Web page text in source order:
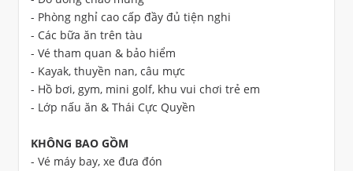
- Phòng nghỉ cao cấp đầy đủ tiện nghi
- Các bữa ăn trên tàu
- Vé tham quan & bảo hiểm
- Kayak, thuyền nan, câu mực
- Hồ bơi, gym, mini golf, khu vui chơi trẻ em
- Lớp nấu ăn & Thái Cực Quyền
KHÔNG BAO GỒM
- Vé máy bay, xe đưa đón